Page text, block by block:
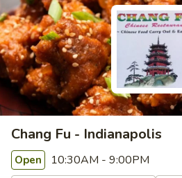
Chang Fu - Indianapolis
Open 10:30AM - 9:00PM